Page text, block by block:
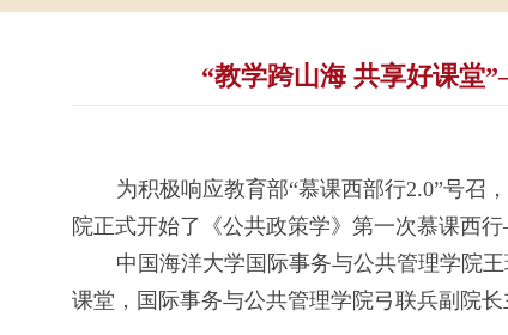
“教学跨山海 共享好课堂
为积极响应教育部“慕课西部行2.0”号召
院正式开始了《公共政策学》第一次慕课西
中国海洋大学国际事务与公共管理学院
课堂，国际事务与公共管理学院弓联兵副院